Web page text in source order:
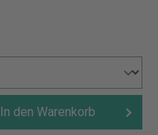
In den Warenkorb